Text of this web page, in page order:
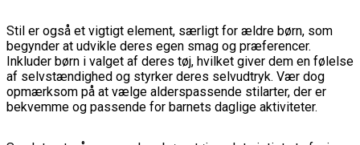
Stil er også et vigtigt element, særligt for ældre børn, som
begynder at udvikle deres egen smag og præferencer.
Inkluder børn i valget af deres tøj, hvilket giver dem en følelse
af selvstændighed og styrker deres selvudtryk. Vær dog
opmærksom på at vælge alderspassende stilarter, der er
bekvemme og passende for barnets daglige aktiviteter.